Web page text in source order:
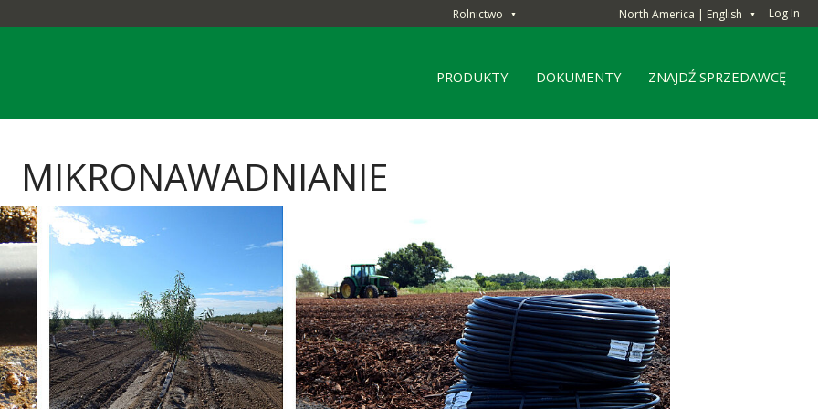
Rolnictwo ▼ North America | English ▼ Log In
PRODUKTY DOKUMENTY ZNAJDŹ SPRZEDAWCĘ
MIKRONAWADNIANIE